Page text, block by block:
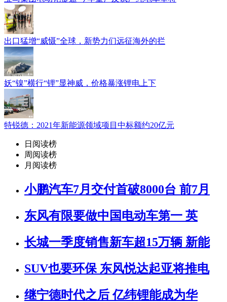
出口猛增“威慑”全球，新势力们远征海外的拦
妖“镍”横行“锂”显神威，价格暴涨锂电上下
特锐德：2021年新能源领域项目中标额约20亿元
日阅读榜
周阅读榜
月阅读榜
小鹏汽车7月交付首破8000台 前7月
东风有限要做中国电动车第一 英
长城一季度销售新车超15万辆 新能
SUV也要环保 东风悦达起亚将推电
继宁德时代之后 亿纬锂能成为华